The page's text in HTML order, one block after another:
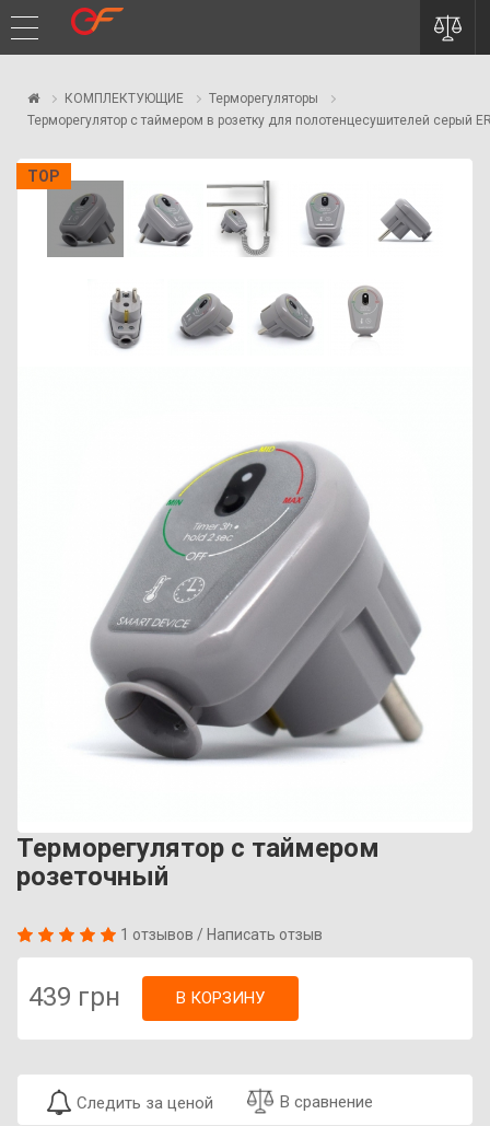
КОМПЛЕКТУЮЩИЕ
Терморегуляторы
Терморегулятор с таймером в розетку для полотенцесушителей серый
TOP
Терморегулятор с таймером
розеточный
1 отзывов / Написать отзыв
439 грн В КОРЗИНУ
Следить за ценой В сравнение